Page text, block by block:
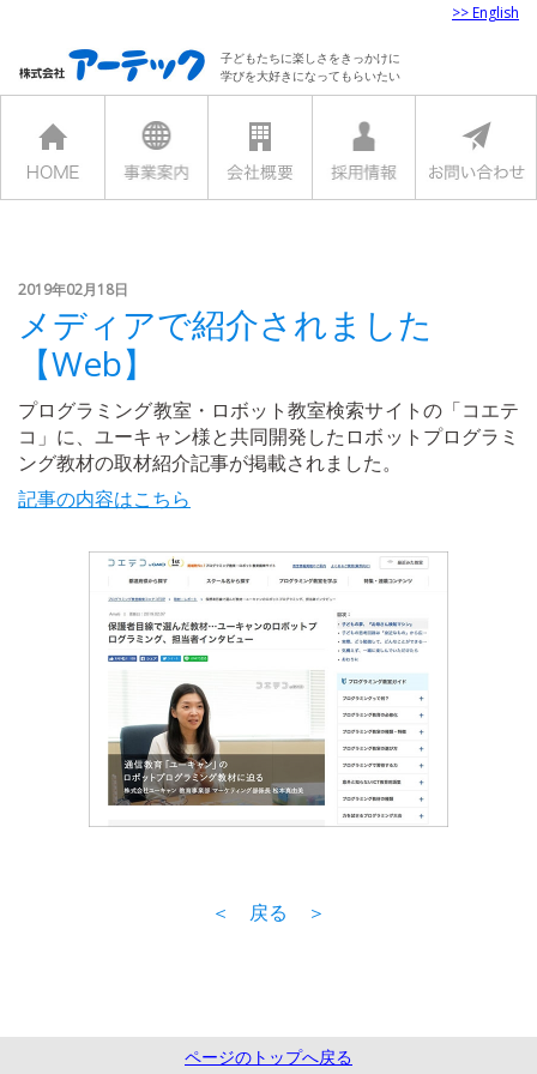
>> English
子どもたちに楽しさをきっかけに
学びを大好きになってもらいたい
2019年02月18日
メディアで紹介されました
【Web】
プログラミング教室・ロボット教室検索サイトの「コエテ
コ」に、ユーキャン様と共同開発したロボットプログラミ
ング教材の取材紹介記事が掲載されました。
記事の内容はこちら
＜ 戻る ＞
ページのトップへ戻る